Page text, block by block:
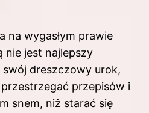
na wygasłym prawie
nie jest najlepszy
swój dreszczowy urok,
przepisów i
snem, niż starać się